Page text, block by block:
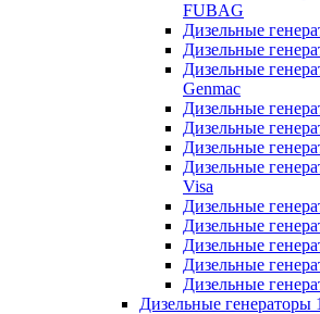
FUBAG
Дизельные
Дизельные
Дизельные
Genmac
Дизельные
Дизельные
Дизельные
Дизельные
Visa
Дизельные
Дизельные
Дизельные
Дизельные
Дизельные
Дизельные генераторы